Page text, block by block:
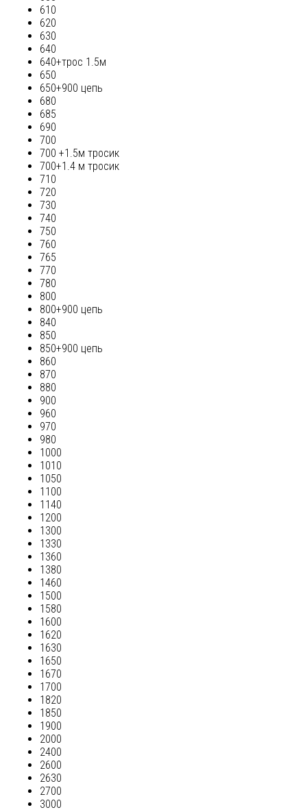
610
620
630
640
640+трос 1.5м
650
650+900 цепь
680
685
690
700
700 +1.5м тросик
700+1.4 м тросик
710
720
730
740
750
760
765
770
780
800
800+900 цепь
840
850
850+900 цепь
860
870
880
900
960
970
980
1000
1010
1050
1100
1140
1200
1300
1330
1360
1380
1460
1500
1580
1600
1620
1630
1650
1670
1700
1820
1850
1900
2000
2400
2600
2630
2700
3000